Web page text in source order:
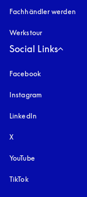
Fachhändler werden
Werkstour
Social Links
Facebook
Instagram
LinkedIn
X
YouTube
TikTok